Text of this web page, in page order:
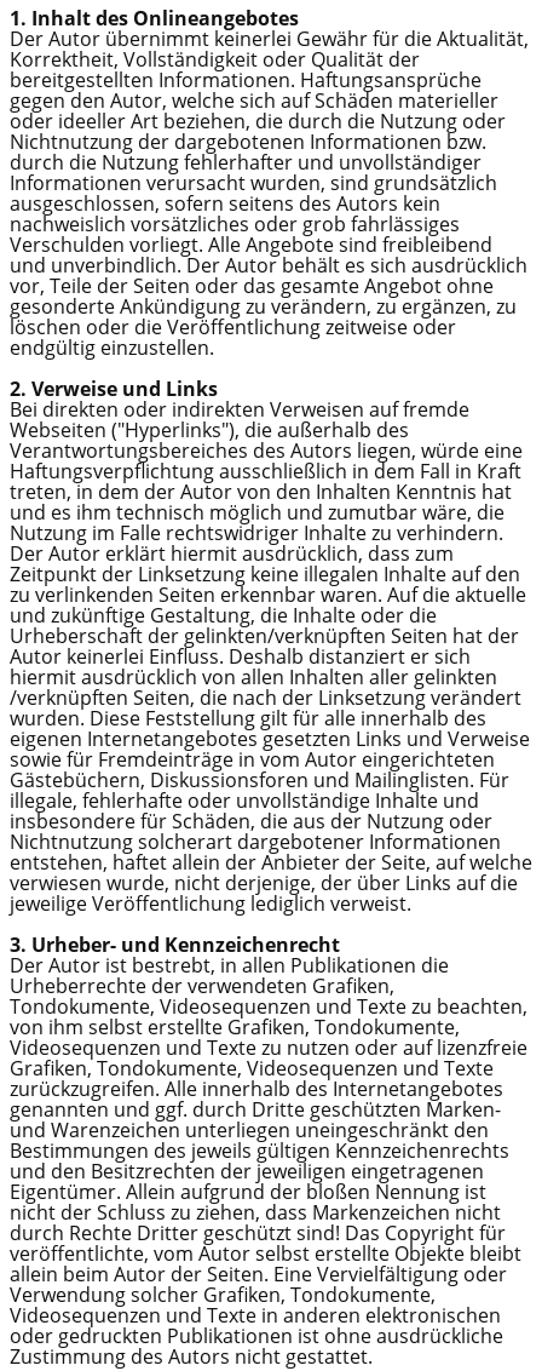
1. Inhalt des Onlineangebotes
Der Autor übernimmt keinerlei Gewähr für die Aktualität,
Korrektheit, Vollständigkeit oder Qualität der
bereitgestellten Informationen. Haftungsansprüche
gegen den Autor, welche sich auf Schäden materieller
oder ideeller Art beziehen, die durch die Nutzung oder
Nichtnutzung der dargebotenen Informationen bzw.
durch die Nutzung fehlerhafter und unvollständiger
Informationen verursacht wurden, sind grundsätzlich
ausgeschlossen, sofern seitens des Autors kein
nachweislich vorsätzliches oder grob fahrlässiges
Verschulden vorliegt. Alle Angebote sind freibleibend
und unverbindlich. Der Autor behält es sich ausdrücklich
vor, Teile der Seiten oder das gesamte Angebot ohne
gesonderte Ankündigung zu verändern, zu ergänzen, zu
löschen oder die Veröffentlichung zeitweise oder
endgültig einzustellen.
2. Verweise und Links
Bei direkten oder indirekten Verweisen auf fremde
Webseiten ("Hyperlinks"), die außerhalb des
Verantwortungsbereiches des Autors liegen, würde eine
Haftungsverpflichtung ausschließlich in dem Fall in Kraft
treten, in dem der Autor von den Inhalten Kenntnis hat
und es ihm technisch möglich und zumutbar wäre, die
Nutzung im Falle rechtswidriger Inhalte zu verhindern.
Der Autor erklärt hiermit ausdrücklich, dass zum
Zeitpunkt der Linksetzung keine illegalen Inhalte auf den
zu verlinkenden Seiten erkennbar waren. Auf die aktuelle
und zukünftige Gestaltung, die Inhalte oder die
Urheberschaft der gelinkten/verknüpften Seiten hat der
Autor keinerlei Einfluss. Deshalb distanziert er sich
hiermit ausdrücklich von allen Inhalten aller gelinkten
/verknüpften Seiten, die nach der Linksetzung verändert
wurden. Diese Feststellung gilt für alle innerhalb des
eigenen Internetangebotes gesetzten Links und Verweise
sowie für Fremdeinträge in vom Autor eingerichteten
Gästebüchern, Diskussionsforen und Mailinglisten. Für
illegale, fehlerhafte oder unvollständige Inhalte und
insbesondere für Schäden, die aus der Nutzung oder
Nichtnutzung solcherart dargebotener Informationen
entstehen, haftet allein der Anbieter der Seite, auf welche
verwiesen wurde, nicht derjenige, der über Links auf die
jeweilige Veröffentlichung lediglich verweist.
3. Urheber- und Kennzeichenrecht
Der Autor ist bestrebt, in allen Publikationen die
Urheberrechte der verwendeten Grafiken,
Tondokumente, Videosequenzen und Texte zu beachten,
von ihm selbst erstellte Grafiken, Tondokumente,
Videosequenzen und Texte zu nutzen oder auf lizenzfreie
Grafiken, Tondokumente, Videosequenzen und Texte
zurückzugreifen. Alle innerhalb des Internetangebotes
genannten und ggf. durch Dritte geschützten Marken-
und Warenzeichen unterliegen uneingeschränkt den
Bestimmungen des jeweils gültigen Kennzeichenrechts
und den Besitzrechten der jeweiligen eingetragenen
Eigentümer. Allein aufgrund der bloßen Nennung ist
nicht der Schluss zu ziehen, dass Markenzeichen nicht
durch Rechte Dritter geschützt sind! Das Copyright für
veröffentlichte, vom Autor selbst erstellte Objekte bleibt
allein beim Autor der Seiten. Eine Vervielfältigung oder
Verwendung solcher Grafiken, Tondokumente,
Videosequenzen und Texte in anderen elektronischen
oder gedruckten Publikationen ist ohne ausdrückliche
Zustimmung des Autors nicht gestattet.